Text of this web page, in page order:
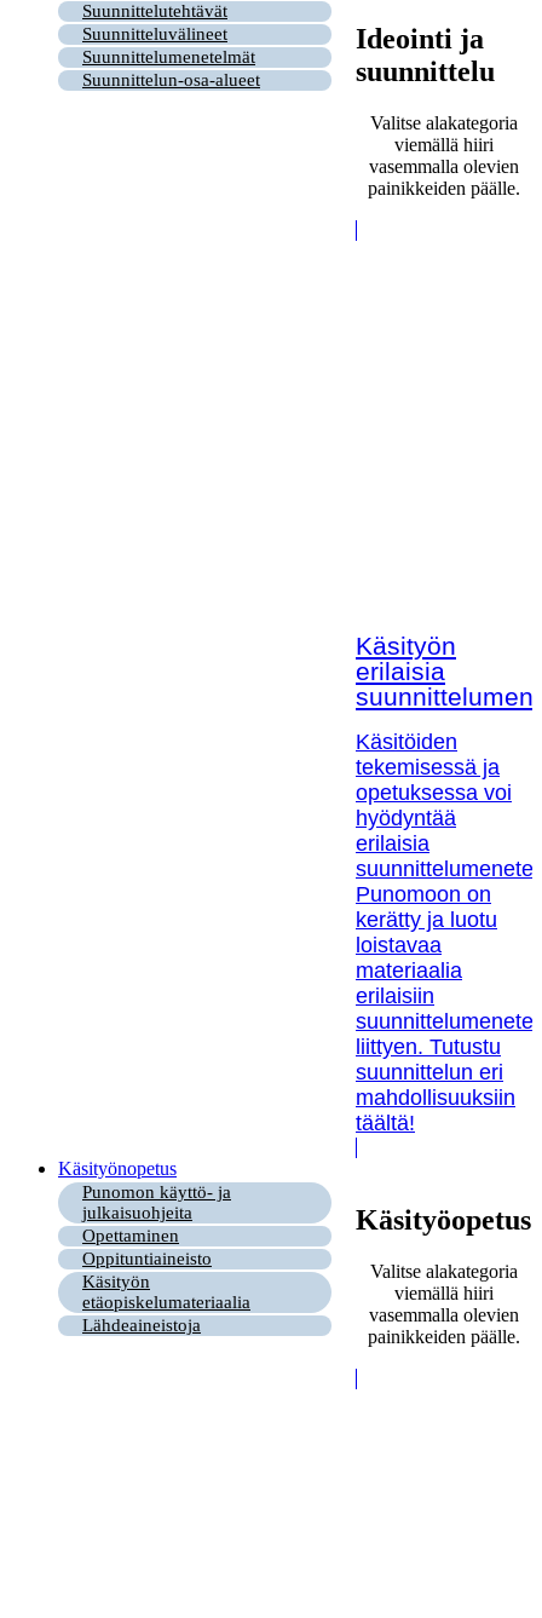
Suunnittelutehtävät
Suunnitteluvälineet
Suunnittelumenetelmät
Suunnittelun-osa-alueet
Ideointi ja
suunnittelu
Valitse alakategoria
viemällä hiiri
vasemmalla olevien
painikkeiden päälle.
Käsityön
erilaisia
Käsitöiden
tekemisessä ja
opetuksessa voi
hyödyntää
erilaisia
Punomoon on
kerätty ja luotu
loistavaa
materiaalia
erilaisiin
liittyen. Tutustu
suunnittelun eri
mahdollisuuksiin
täältä!
Käsityönopetus
Punomon käyttö- ja
julkaisuohjeita
Opettaminen
Oppituntiaineisto
Käsityön
etäopiskelumateriaalia
Lähdeaineistoja
Käsityöopetus
Valitse alakategoria
viemällä hiiri
vasemmalla olevien
painikkeiden päälle.